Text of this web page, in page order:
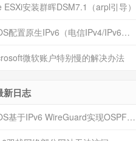
ESXi安装群晖DSM7.1（arpl引导）
RouterOS配置原生IPv6（电信IPv4/IPv6双栈）
微软账户特别慢的解决办法
新日志
RouterOS基于IPv6 WireGuard实现OSPF异地组网